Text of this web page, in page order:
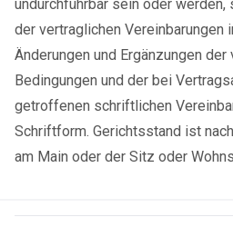
undurchführbar sein oder
der vertraglichen Vereinbarungen
Änderungen und Ergänzungen
Bedingungen und der bei
getroffenen schriftlichen
Schriftform. Gerichtsstand ist
am Main oder der Sitz oder